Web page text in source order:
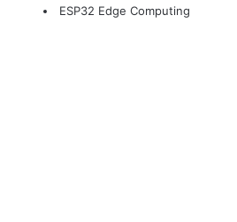
ESP32 Edge Computing